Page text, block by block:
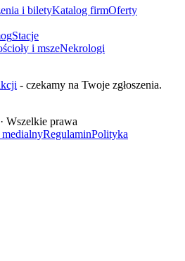
i biletyKatalog firmOferty
Stacje
i mszeNekrologi
- czekamy na Twoje zgłoszenia.
Wszelkie prawa
medialnyRegulaminPolityka